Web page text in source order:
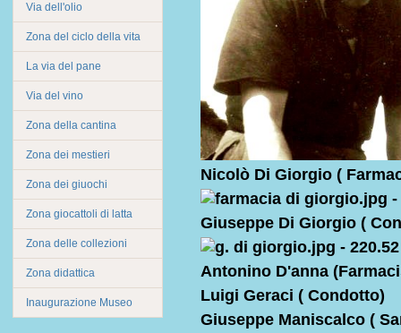
Via dell'olio
Zona del ciclo della vita
La via del pane
Via del vino
Zona della cantina
Zona dei mestieri
Zona dei giuochi
Zona giocattoli di latta
Zona delle collezioni
Zona didattica
Inaugurazione Museo
Nicolò Di Giorgio (
Giuseppe Di Giorgio (
Antonino D'anna
Luigi Geraci ( Condotto)
Giuseppe Maniscalco (